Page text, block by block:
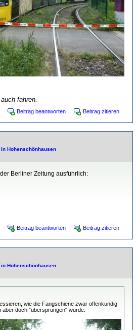
fahren.
Beitrag beantworten Beitrag zitieren
Hohenschönhausen
Berliner Zeitung ausführlich:
Beitrag beantworten Beitrag zitieren
Hohenschönhausen
wie die Fangschiene zwar offenkundig
aber doch "übersprungen" wurde.